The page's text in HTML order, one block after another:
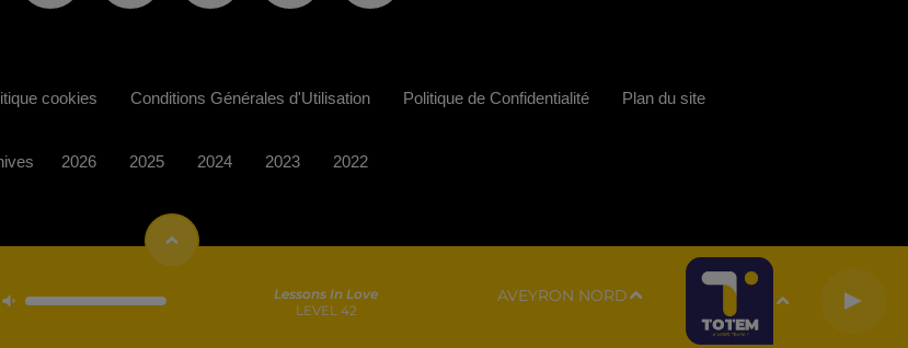
Lessons In Love
LEVEL 42
AVEYRON NORD
cookies Conditions Générales d'Utilisation Politique de Confidentialité Plan du site
2026 2025 2024 2023 2022